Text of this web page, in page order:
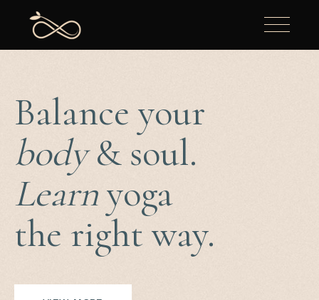
Learnyoga
the right way.
Balance your
body& soul.